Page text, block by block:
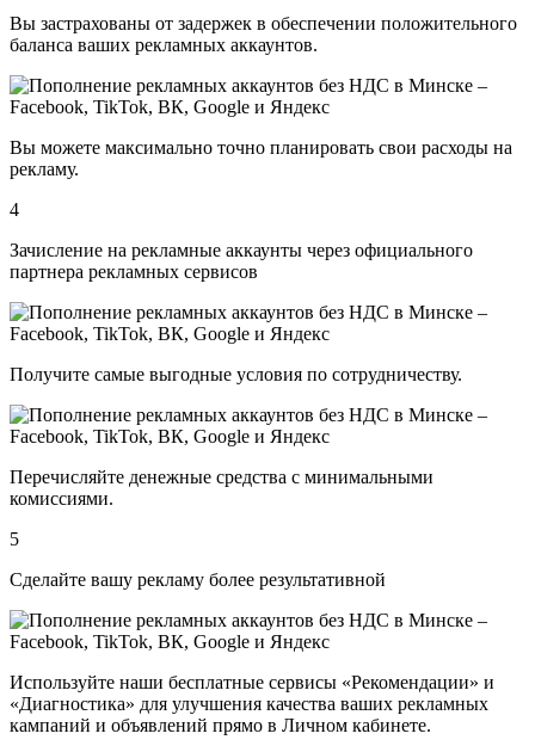
Вы застрахованы от задержек в обеспечении положительного
баланса ваших рекламных аккаунтов.
Вы можете максимально точно планировать свои расходы на
рекламу.
4
Зачисление на рекламные аккаунты через официального
партнера рекламных сервисов
Получите самые выгодные условия по сотрудничеству.
Перечисляйте денежные средства с минимальными
комиссиями.
5
Сделайте вашу рекламу более результативной
Используйте наши бесплатные сервисы «Рекомендации» и
«Диагностика» для улучшения качества ваших рекламных
кампаний и объявлений прямо в Личном кабинете.